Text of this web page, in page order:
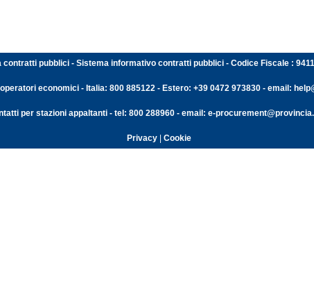
contratti pubblici - Sistema informativo contratti pubblici - Codice Fiscale :
economici - Italia: 800 885122 - Estero: +39 0472 973830 - email:
per stazioni appaltanti - tel: 800 288960 - email: e-
Privacy| Cookie